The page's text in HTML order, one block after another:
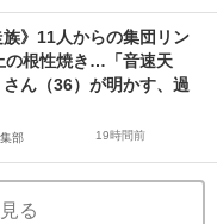
族》11人からの集団リン
の根性焼き…「音速天
ん（36）が明かす、過
部 19時間前
る